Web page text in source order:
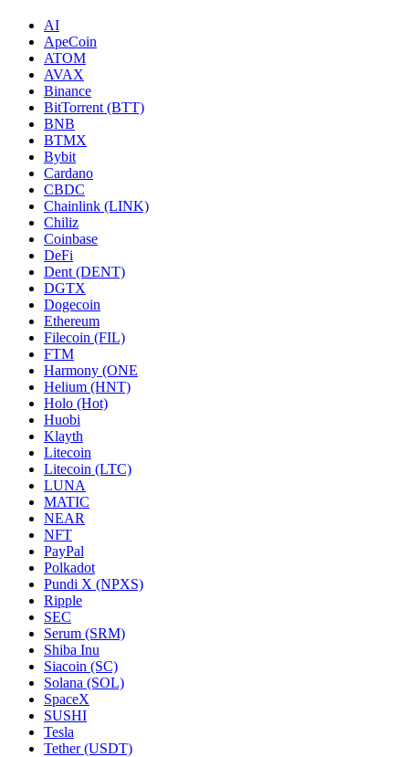
AI
ApeCoin
ATOM
AVAX
Binance
BitTorrent (BTT)
BNB
BTMX
Bybit
Cardano
CBDC
Chainlink (LINK)
Chiliz
Coinbase
DeFi
Dent (DENT)
DGTX
Dogecoin
Ethereum
Filecoin (FIL)
FTM
Harmony (ONE
Helium (HNT)
Holo (Hot)
Huobi
Klayth
Litecoin
Litecoin (LTC)
LUNA
MATIC
NEAR
NFT
PayPal
Polkadot
Pundi X (NPXS)
Ripple
SEC
Serum (SRM)
Shiba Inu
Siacoin (SC)
Solana (SOL)
SpaceX
SUSHI
Tesla
Tether (USDT)